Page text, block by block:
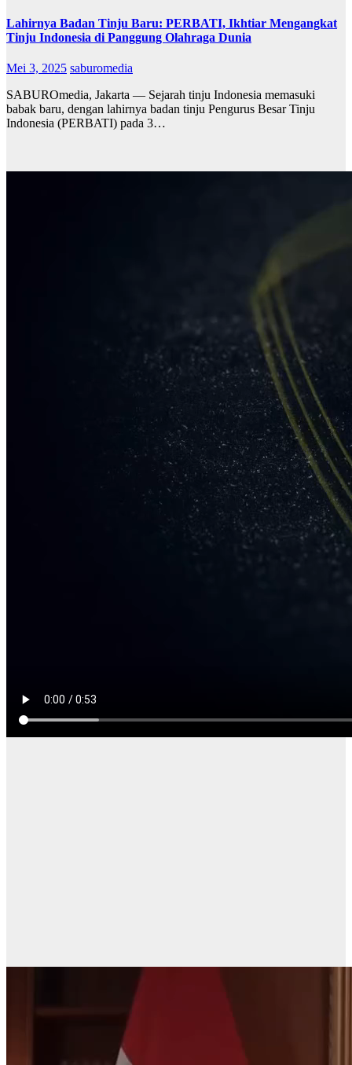
Lahirnya Badan Tinju Baru: PERBATI, Ikhtiar Mengangkat
Tinju Indonesia di Panggung Olahraga Dunia
Mei 3, 2025 saburomedia
SABUROmedia, Jakarta — Sejarah tinju Indonesia memasuki
babak baru, dengan lahirnya badan tinju Pengurus Besar Tinju
Indonesia (PERBATI) pada 3…